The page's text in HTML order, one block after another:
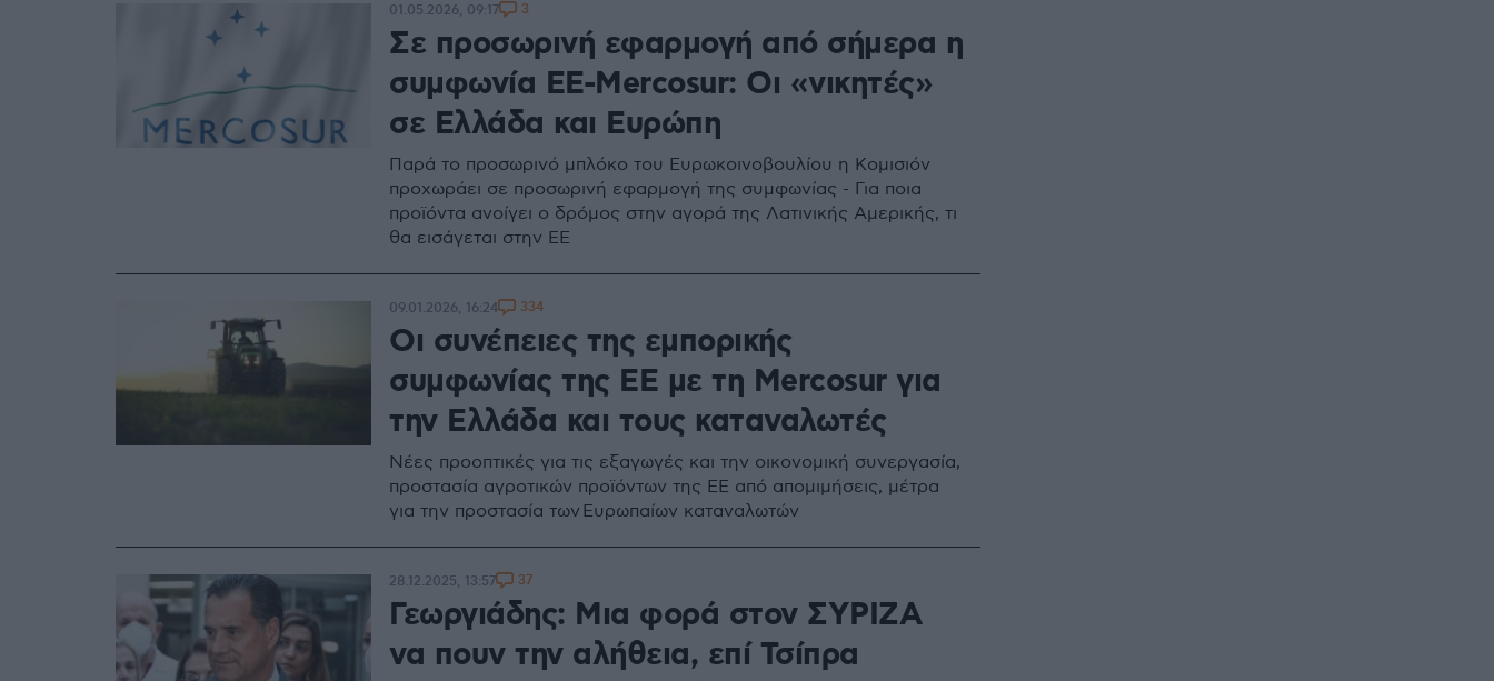
Σε προσωρινή εφαρμογή από σήμερα η
συμφωνία ΕΕ-Mercosur: Oι «νικητές»
σε Ελλάδα και Ευρώπη
Παρά το προσωρινό μπλόκο του Ευρωκοινοβουλίου η Κομισιόν
προχωράει σε προσωρινή εφαρμογή της συμφωνίας - Για ποια
προϊόντα ανοίγει ο δρόμος στην αγορά της Λατινικής Αμερικής, τι
θα εισάγεται στην ΕΕ
01.05.2026, 09:17 3
Οι συνέπειες της εμπορικής
συμφωνίας της ΕΕ με τη Mercosur για
την Ελλάδα και τους καταναλωτές
Νέες προοπτικές για τις εξαγωγές και την οικονομική συνεργασία,
προστασία αγροτικών προϊόντων της ΕΕ από απομιμήσεις, μέτρα
για την προστασία των Ευρωπαίων καταναλωτών
09.01.2026, 16:24 334
Γεωργιάδης: Μια φορά στον ΣΥΡΙΖΑ
να πουν την αλήθεια, επί Τσίπρα
28.12.2025, 13:57 37